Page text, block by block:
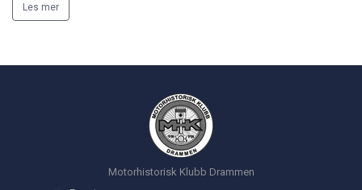
Les mer
Motorhistorisk Klubb Drammen